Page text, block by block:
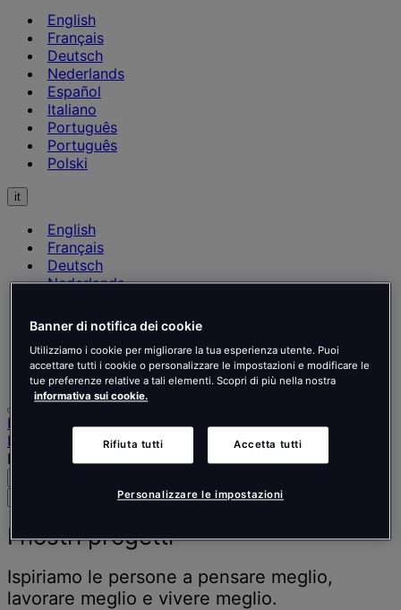
English
Français
Deutsch
Nederlands
Español
Italiano
Português
Português
Polski
it
English
Français
Deutsch
Nederlands
Italiano
Português
Português
Polski
Home
I nostri progetti
Page 3
luoghi,
notizie
e
approfondimenti
I nostri progetti
Ispiriamo le persone a pensare meglio,
lavorare meglio e vivere meglio.
Banner di notifica dei cookie
Utilizziamo i cookie per migliorare la tua esperienza utente. Puoi
accettare tutti i cookie o personalizzare le impostazioni e modificare le
tue preferenze relative a tali elementi. Scopri di più nella nostra
informativa sui cookie.
Rifiuta tutti Accetta tutti
Personalizzare le impostazioni